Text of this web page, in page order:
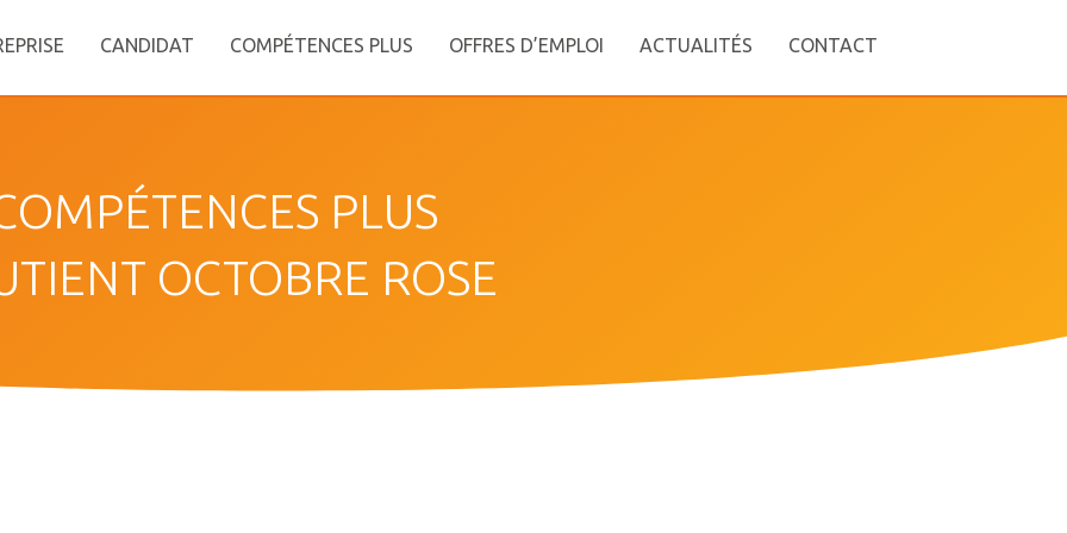
CANDIDAT COMPÉTENCES PLUS OFFRES D’EMPLOI ACTUALITÉS CONTACT
PLUS
OCTOBRE ROSE